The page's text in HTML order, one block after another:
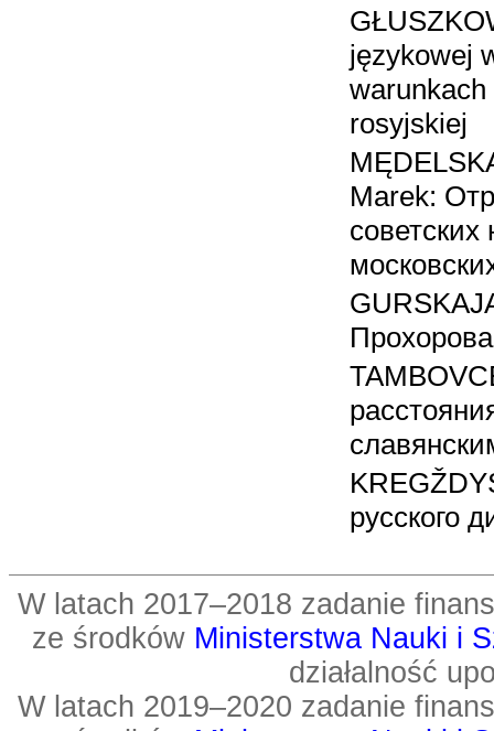
językowej
rosyjskiej
Marek:
русского
W latach 2017–2018 zadanie
ze środków Ministerstwa Nauki i
działalność
W latach 2019–2020 zadanie